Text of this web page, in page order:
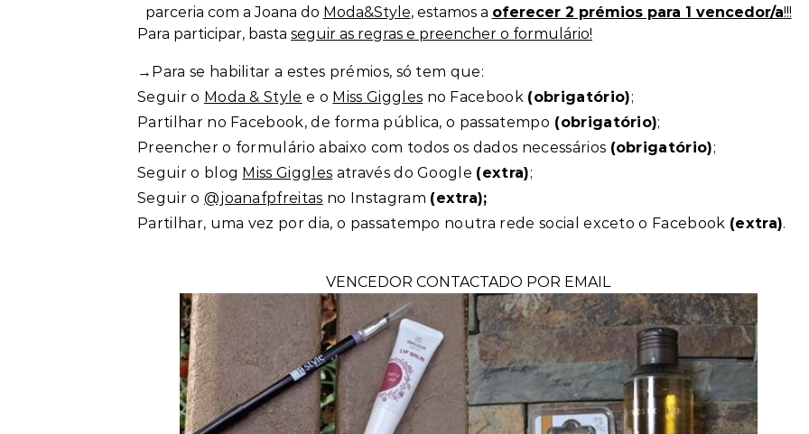
parceria com a Joana do Moda&Style, estamos a oferecer 2 prémios para 1 vencedor/a!!!
Para participar, basta seguir as regras e preencher o formulário!
→Para se habilitar a estes prémios, só tem que:
Seguir o Moda & Style e o Miss Giggles no Facebook (obrigatório);
Partilhar no Facebook, de forma pública, o passatempo (obrigatório);
Preencher o formulário abaixo com todos os dados necessários (obrigatório);
Seguir o blog Miss Giggles através do Google (extra);
Seguir o @joanafpfreitas no Instagram (extra);
Partilhar, uma vez por dia, o passatempo noutra rede social exceto o Facebook (extra).
VENCEDOR CONTACTADO POR EMAIL